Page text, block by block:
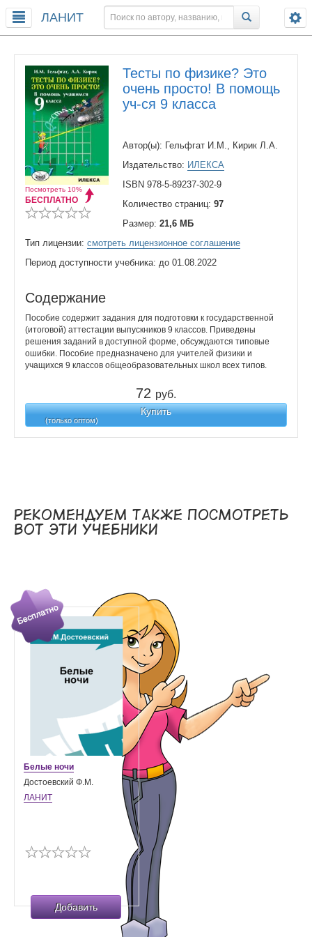
ЛАНИТ
Посмотреть 10%
БЕСПЛАТНО
Тесты по физике? Это
очень просто! В помощь
уч-ся 9 класса
Автор(ы): Гельфгат И.М., Кирик Л.А.
Издательство: ИЛЕКСА
ISBN 978-5-89237-302-9
Количество страниц: 97
Размер: 21,6 МБ
Тип лицензии: смотреть лицензионное соглашение
Период доступности учебника: до 01.08.2022
Содержание
Пособие содержит задания для подготовки к государственной
(итоговой) аттестации выпускников 9 классов. Приведены
решения заданий в доступной форме, обсуждаются типовые
ошибки. Пособие предназначено для учителей физики и
учащихся 9 классов общеобразовательных школ всех типов.
72 руб.
Купить
(только оптом)
Рекомендуем также посмотреть
вот эти учебники
Белые ночи
Достоевский Ф.М.
ЛАНИТ
Добавить